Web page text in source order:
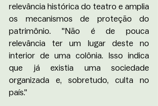
relevância histórica do teatro e amplia
os mecanismos de proteção do
patrimônio. "Não é de pouca
relevância ter um lugar deste no
interior de uma colônia. Isso indica
que já existia uma sociedade
organizada e, sobretudo, culta no
país."